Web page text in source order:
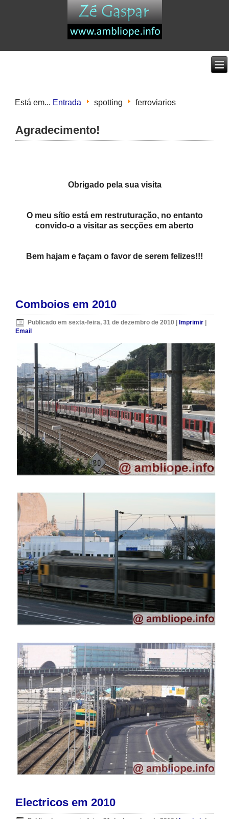
Está em... Entrada spotting ferroviarios
Agradecimento!
Obrigado pela sua visita
O meu sítio está em restruturação, no entanto
convido-o a visitar as secções em aberto
Bem hajam e façam o favor de serem felizes!!!
Comboios em 2010
Publicado em sexta-feira, 31 de dezembro de 2010 |Imprimir |
Email
Electricos em 2010